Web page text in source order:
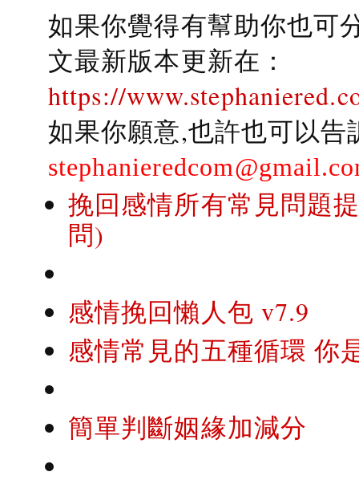
如果你覺得有幫助你也可
文最新版本更新在：
https://
如果你願意,也許也可以
挽回感情所有常見問題
問)
感情挽回懶人包 v7.9
感情常見的五種循環 你
簡單判斷姻緣加減分